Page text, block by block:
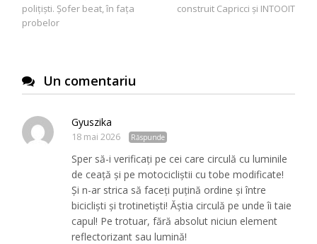
articole
construit Capricci și INTOOIT
polițiști. Şofer beat, în faţa
probelor
Un comentariu
Gyuszika
18 mai 2026 Răspunde
Sper să-i verificați pe cei care circulă cu luminile
de ceață și pe motocicliștii cu tobe modificate!
Și n-ar strica să faceți puțină ordine și între
bicicliști și trotinetiști! Ăștia circulă pe unde îi taie
capul! Pe trotuar, fără absolut niciun element
reflectorizant sau lumină!